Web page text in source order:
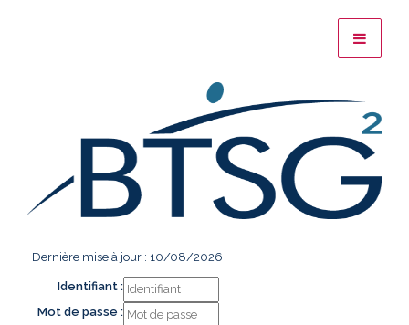
Dernière mise à jour : 10/08/2026
Identifiant :
Mot de passe :